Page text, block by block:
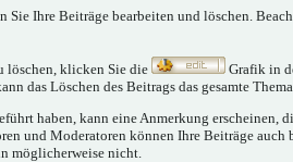
Sie Ihre Beiträge bearbeiten und löschen.
löschen, klicken Sie die
Grafik in
das Löschen des Beitrags das gesamte
haben, kann eine Anmerkung erscheinen,
und Moderatoren können Ihre Beiträge auch
möglicherweise nicht.